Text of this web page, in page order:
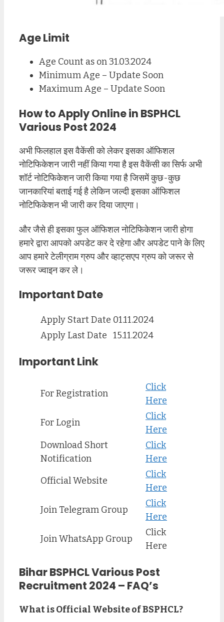
Age Limit
Age Count as on 31.03.2024
Minimum Age – Update Soon
Maximum Age – Update Soon
How to Apply Online in BSPHCL
Various Post 2024
अभी फिलहाल इस वैकेंसी को लेकर इसका ऑफिशल
नोटिफिकेशन जारी नहीं किया गया है इस वैकेंसी का सिर्फ अभी
शॉर्ट नोटिफिकेशन जारी किया गया है जिसमें कुछ-कुछ
जानकारियां बताई गई है लेकिन जल्दी इसका ऑफिशल
नोटिफिकेशन भी जारी कर दिया जाएगा।
और जैसे ही इसका फुल ऑफिशल नोटिफिकेशन जारी होगा
हमारे द्वारा आपको अपडेट कर दे रहेगा और अपडेट पाने के लिए
आप हमारे टेलीग्राम ग्रुप और व्हाट्सएप ग्रुप को जरूर से
जरूर ज्वाइन कर ले।
Important Date
Apply Start Date 01.11.2024
Apply Last Date 15.11.2024
Important Link
For Registration
Click
Here
For Login
Click
Here
Download Short
Notification
Click
Here
Official Website
Click
Here
Join Telegram Group
Click
Here
Join WhatsApp Group
Click
Here
Bihar BSPHCL Various Post
Recruitment 2024 – FAQ’s
What is Official Website of BSPHCL?